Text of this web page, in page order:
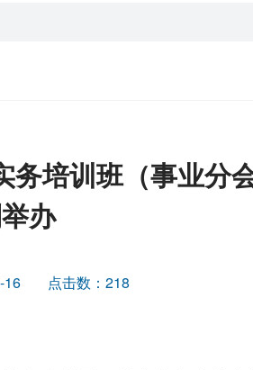
培训班（事业分
办
16 点击数： 218